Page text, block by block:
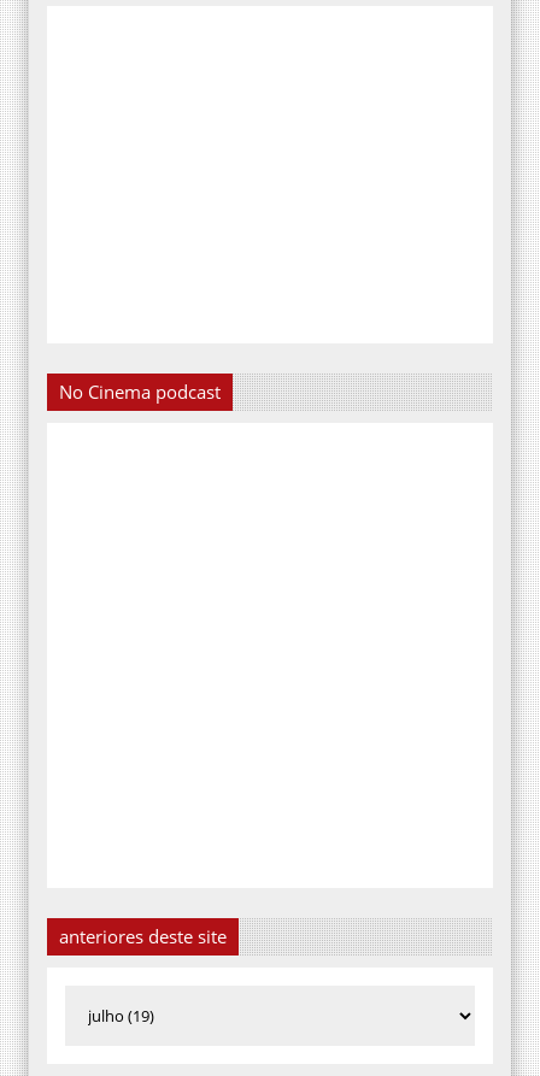
No Cinema podcast
anteriores deste site